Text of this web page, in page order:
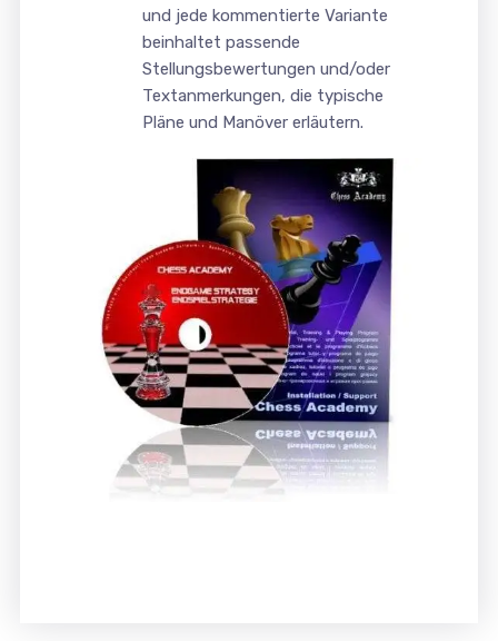
und jede kommentierte Variante
beinhaltet passende
Stellungsbewertungen und/oder
Textanmerkungen, die typische
Pläne und Manöver erläutern.